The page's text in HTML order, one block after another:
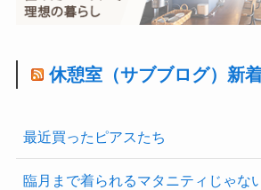
休憩室（サブブログ）新
最近買ったピアスたち
臨月まで着られるマタニティじゃな